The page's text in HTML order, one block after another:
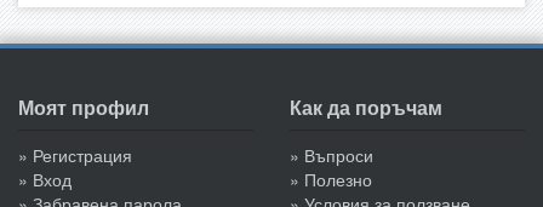
Моят профил
» Регистрация
» Вход
Как да поръчам
» Въпроси
» Полезно